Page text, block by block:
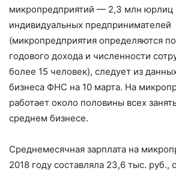
микропредприятий — 2,3 млн юрлиц
индивидуальных предпринимателей
(микропредприятия определяются
годового дохода и численности
более 15 человек), следует из
бизнеса ФНС на 10 марта. На
работает около половины всех
среднем бизнесе.
Среднемесячная зарплата на
2018 году составляла 23,6 тыс. руб.,